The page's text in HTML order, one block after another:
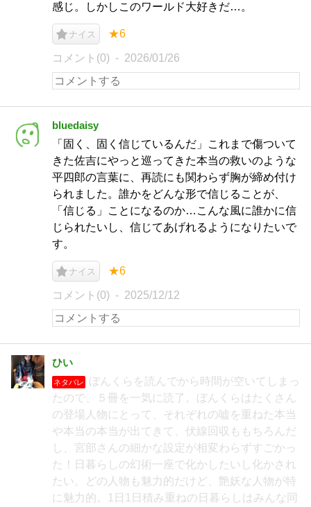
感じ。しかしこのワールド大好きだ…。
ナイス ★6
コメント(0) 2026/01/26
bluedaisy
「固く、固く信じているんだ」これまで傷ついて
きた佐吉にやっと巡ってきた本当の救いのような
平四郎の言葉に、再読にも関わらず胸が締め付け
られました。誰かをどんな形で信じることが、
「信じる」ことになるのか…こんな風に誰かに信
じられたいし、信じてあげれるようになりたいで
す。
ナイス ★6
コメント(0) 2025/12/12
ひい
ネタバレ
ぼんくらを読んでから時間が空いてしまっ
たので、５冊を一気に読了。ぼんくらはたくさん
の登場人物にとって、それぞれの嘘を重ねた本当
や本当の本当が出てきて、伏線回収ももちろんだ
し、宮部さんの細かな設定が相変わらずすごかっ
た！日暮らしの幻術一座で化かしたいし化かされ
たい。どの人物も魅力的だけど、艶妖な人物が特
に魅力的。1日1日積み重ねの日暮らしはみんな同